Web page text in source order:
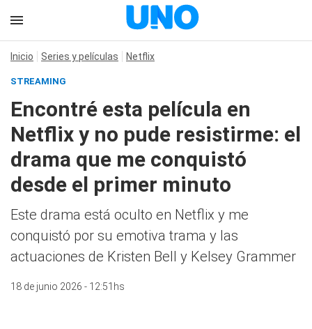
Inicio Series y películas Netflix
STREAMING
Encontré esta película en
Netflix y no pude resistirme: el
drama que me conquistó
desde el primer minuto
Este drama está oculto en Netflix y me
conquistó por su emotiva trama y las
actuaciones de Kristen Bell y Kelsey Grammer
18 de junio 2026 - 12:51hs